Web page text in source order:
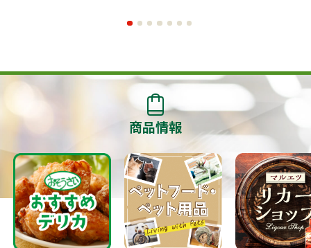
商品情報